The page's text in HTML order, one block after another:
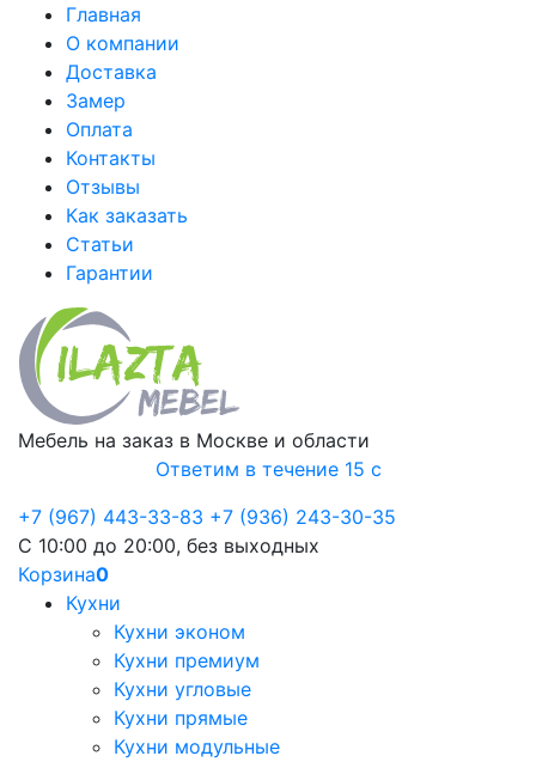
Главная
О компании
Доставка
Замер
Оплата
Контакты
Отзывы
Как заказать
Статьи
Гарантии
Мебель на заказ в Москве и области
Ответим в течение 15 с
+7 (967) 443-33-83 +7 (936) 243-30-35
С 10:00 до 20:00, без выходных
Корзина0
Кухни
Кухни эконом
Кухни премиум
Кухни угловые
Кухни прямые
Кухни модульные